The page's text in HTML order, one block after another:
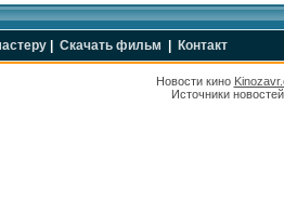
Скачать фильм Контакт
Новости кино
Источники